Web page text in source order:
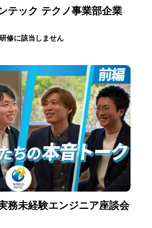
テック テクノ事業部企業
修に該当しません
務未経験エンジニア座談会